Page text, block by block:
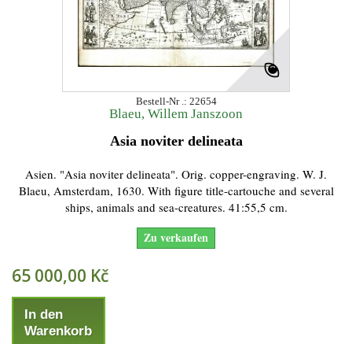
Bestell-Nr .: 22654
Blaeu, Willem Janszoon
Asia noviter delineata
Asien. "Asia noviter delineata". Orig. copper-engraving. W. J.
Blaeu, Amsterdam, 1630. With figure title-cartouche and several
ships, animals and sea-creatures. 41:55,5 cm.
Zu verkaufen
65 000,00 Kč
In den
Warenkorb